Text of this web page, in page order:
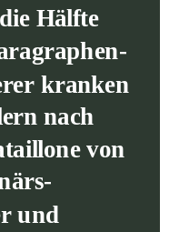
Hälfte
kranken
nach
von
und